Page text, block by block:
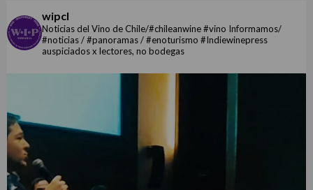
wipcl
Noticias del Vino de Chile/#chileanwine #vino Informamos/
#noticias / #panoramas / #enoturismo #Indiewinepress
auspiciados x lectores, no bodegas